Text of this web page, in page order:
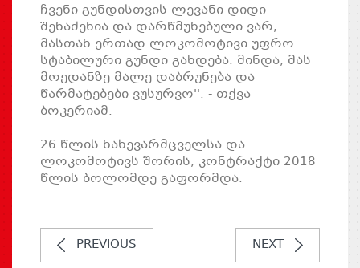
ჩვენი გუნდისთვის ლევანი დიდი
შენაძენია და დარწმუნებული ვარ,
მასთან ერთად ლოკომოტივი უფრო
სტაბილური გუნდი გახდება. მინდა, მას
მოედანზე მალე დაბრუნება და
წარმატებები ვუსურვო''. - თქვა
ბოკერიამ.
26 წლის ნახევარმცველსა და
ლოკომოტივს შორის, კონტრაქტი 2018
წლის ბოლომდე გაფორმდა.
PREVIOUS NEXT